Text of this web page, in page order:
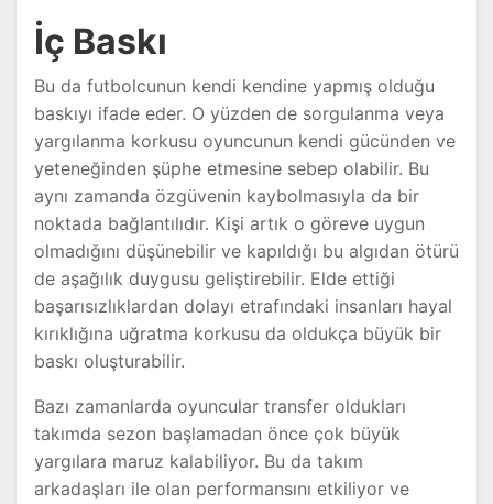
İç Baskı
Bu da futbolcunun kendi kendine yapmış olduğu
baskıyı ifade eder. O yüzden de sorgulanma veya
yargılanma korkusu oyuncunun kendi gücünden ve
yeteneğinden şüphe etmesine sebep olabilir. Bu
aynı zamanda özgüvenin kaybolmasıyla da bir
noktada bağlantılıdır. Kişi artık o göreve uygun
olmadığını düşünebilir ve kapıldığı bu algıdan ötürü
de aşağılık duygusu geliştirebilir. Elde ettiği
başarısızlıklardan dolayı etrafındaki insanları hayal
kırıklığına uğratma korkusu da oldukça büyük bir
baskı oluşturabilir.
Bazı zamanlarda oyuncular transfer oldukları
takımda sezon başlamadan önce çok büyük
yargılara maruz kalabiliyor. Bu da takım
arkadaşları ile olan performansını etkiliyor ve